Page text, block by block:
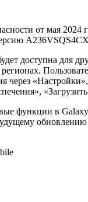
от мая 2024
доступна для
через
функции в